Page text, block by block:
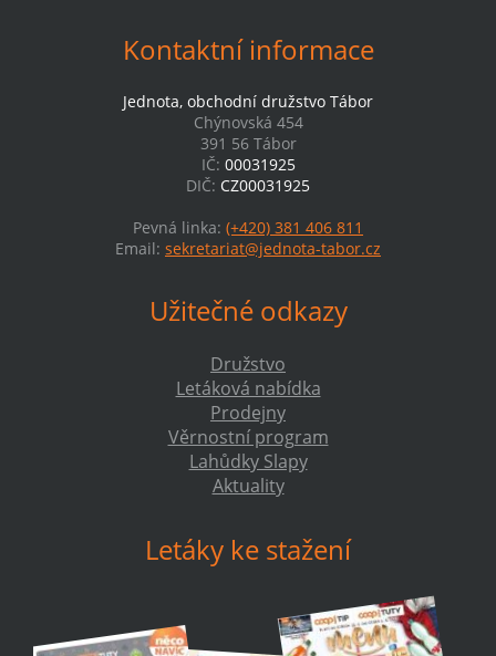
Kontaktní informace
Jednota, obchodní družstvo Tábor
Chýnovská 454
391 56 Tábor
IČ: 00031925
DIČ: CZ00031925
Pevná linka: (+420) 381 406 811
Email: sekretariat@jednota-tabor.cz
Užitečné odkazy
Družstvo
Letáková nabídka
Prodejny
Věrnostní program
Lahůdky Slapy
Aktuality
Letáky ke stažení